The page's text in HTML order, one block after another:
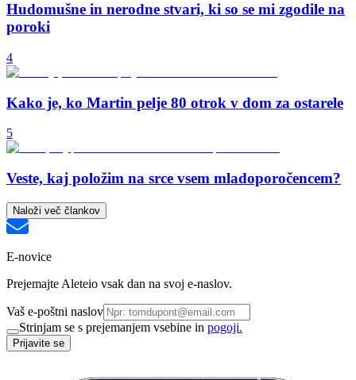
Hudomušne in nerodne stvari, ki so se mi zgodile na
poroki
4
Kako je, ko Martin pelje 80 otrok v dom za ostarele
5
Veste, kaj položim na srce vsem mladoporočencem?
Naloži več člankov
E-novice
Prejemajte Aleteio vsak dan na svoj e-naslov.
Vaš e-poštni naslov
Strinjam se s prejemanjem vsebine in pogoji.
Prijavite se